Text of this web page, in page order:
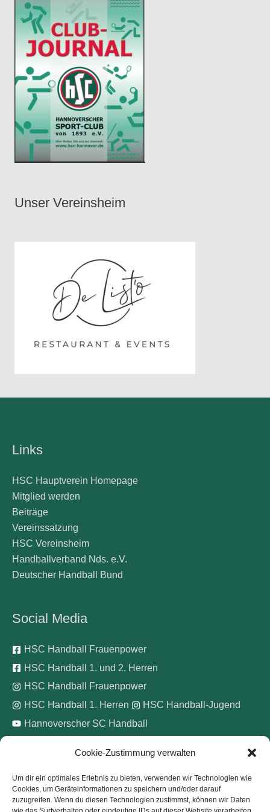
Cookie-Zustimmung verwalten
Um dir ein optimales Erlebnis zu bieten, verwenden wir Technologien wie
Cookies, um Geräteinformationen zu speichern und/oder darauf
zuzugreifen. Wenn du diesen Technologien zustimmst, können wir Daten
Unser Vereinsheim
Links
HSC Hauptverein Homepage
Mitglied werden
Beiträge
Vereinssatzung
HSC Vereinsheim
Handballverband Nds. e.V.
Deutscher Handball Bund
Social Media
HSC Handball Frauenpower
HSC Handball 1. und 2. Herren
HSC Handball Frauenpower
HSC Handball 1. Herren
HSC Handball-Jugend
Hannoverscher SC Handball
Pinke Zitronen e.V.